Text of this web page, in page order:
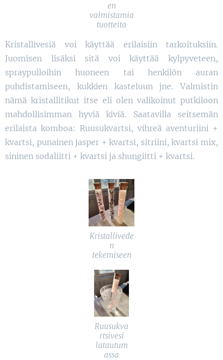
en
valmistamia
tuotteita
Kristallivesiä voi käyttää erilaisiin tarkoituksiin.
Juomisen lisäksi sitä voi käyttää kylpyveteen,
spraypulloihin huoneen tai henkilön auran
puhdistamiseen, kukkien kasteluun jne. Valmistin
nämä kristallitikut itse eli olen valikoinut putkiloon
mahdollisimman hyviä kiviä. Saatavilla seitsemän
erilaista komboa: Ruusukvartsi, vihreä aventuriini +
kvartsi, punainen jasper + kvartsi, sitriini, kvartsi mix,
sininen sodaliitti + kvartsi ja shungiitti + kvartsi.
Kristallivede
n
tekemiseen
Ruusukva
rtsivesi
latautum
assa